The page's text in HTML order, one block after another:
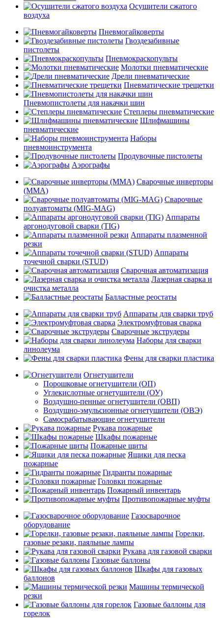
Осушители сжатого
воздуха
Пневмогайковерты
Гвоздезабивные
пистолеты
Пневмокраскопульты
Молотки пневматические
Дрели пневматические
Пневматические трещетки
Пневмопистолеты для накачки шин
Степлеры пневматические
Шлифмашины
пневматические
Наборы
пневмоинструмента
Продувочные пистолеты
Аэрографы
Сварочные инверторы
(MMA)
Сварочные
полуавтоматы (MIG-MAG)
Аппараты
аргонодуговой сварки (TIG)
Аппараты плазменной
резки
Аппараты
точечной сварки (STUD)
Сварочная автоматизация
Лазерная сварка и
очистка металла
Балластные реостаты
Аппараты для сварки труб
Электромуфтовая сварка
Сварочные экструдеры
Наборы для сварки
линолеума
Фены для сварки пластика
Огнетушители
Порошковые огнетушители (ОП)
Углекислотные огнетушители (ОУ)
Воздушно-пенные огнетушители (ОВП)
Воздушно-эмульсионные огнетушители (ОВЭ)
Самосрабатывающие огнетушители
Рукава пожарные
Шкафы пожарные
Пожарные щиты
Ящики для песка
пожарные
Гидранты пожарные
Головки пожарные
Пожарный инвентарь
Противопожарные муфты
Газосварочное
оборудование
Горелки,
газовые резаки, паяльные лампы
Рукава для газовой сварки
Газовые баллоны
Шкафы для газовых
баллонов
Машины термической
резки
Газовые баллоны для
горелок